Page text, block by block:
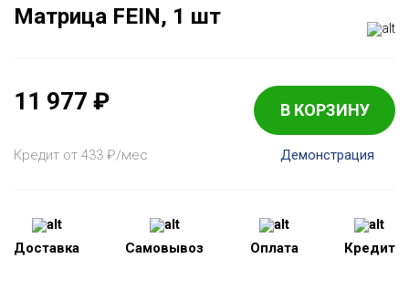
Матрица FEIN, 1 шт
11 977 ₽ В КОРЗИНУ
Кредит от 433 ₽/мес Демонстрация
Доставка Самовывоз Оплата Кредит